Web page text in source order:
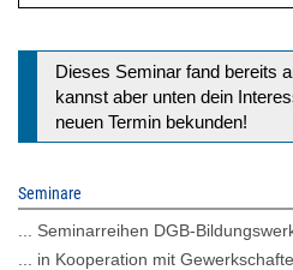
Statusmeldung
Dieses Seminar fand bereits
kannst aber unten dein
neuen Termin bekunden!
Seminare
... Seminarreihen DGB-
... in Kooperation mit